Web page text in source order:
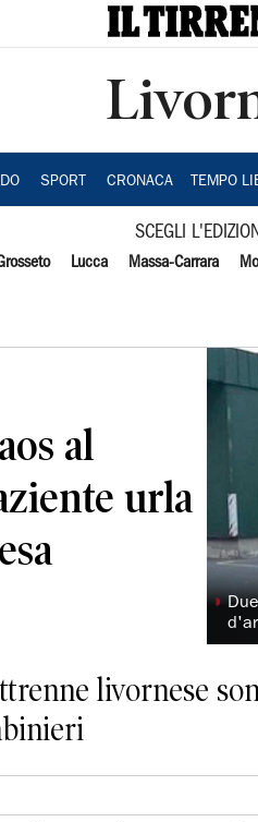
SPORT CRONACA TEMPO
SCEGLI
Lucca Massa-Carrara
al
urla
◗
livornese